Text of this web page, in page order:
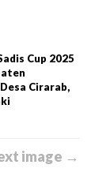
Cup 2025
Cirarab,
image →